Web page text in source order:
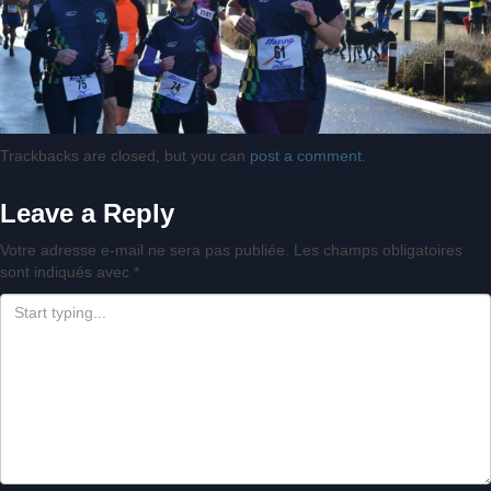
Trackbacks are closed, but you can post a comment
Leave a Reply
Votre adresse e-mail ne sera pas publiée.
Les champs obligatoires
sont indiqués avec *